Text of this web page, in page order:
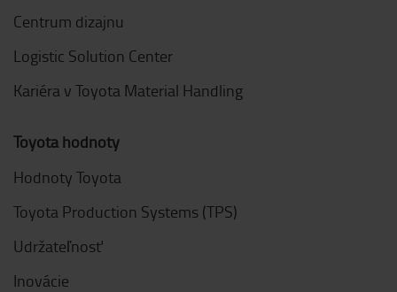
Centrum dizajnu
Logistic Solution Center
Kariéra v Toyota Material Handling
Toyota hodnoty
Hodnoty Toyota
Toyota Production Systems (TPS)
Udržateľnosť
Inovácie